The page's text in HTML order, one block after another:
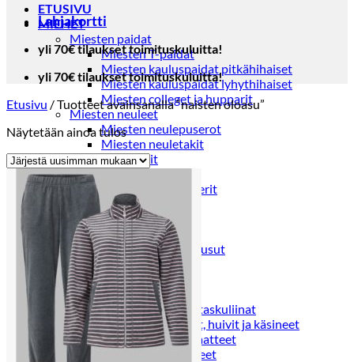
ETUSIVU
MIEHET
Miesten paidat
Miesten T-paidat
Miesten kauluspaidat pitkähihaiset
Miesten kauluspaidat lyhythihaiset
Miesten colleget ja hupparit
Miesten neuleet
Miesten neulepuserot
Miesten neuletakit
Puvut ja blazerit
Puvut
Puvuntakit ja blazerit
Miesten housut
Miesten housut
Miesten farkut
Miesten collegehousut
Miesten shortsit
Miesten asusteet
Vyöt ja olkaimet
Solmiot, rusetit ja taskuliinat
Miesten päähineet, huivit ja käsineet
Miesten yöasut ja alusvaatteet
Miesten alusvaatteet
Lahjakortti
yli 70€ tilaukset toimituskuluitta!
yli 70€ tilaukset toimituskuluitta!
Etusivu /Tuotteet avainsanalla “naisten oloasu”
Näytetään ainoa tulos